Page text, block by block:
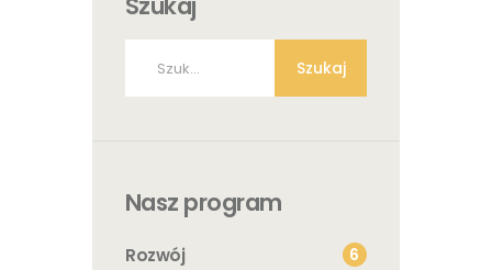
Nasz program
Rozwój 6